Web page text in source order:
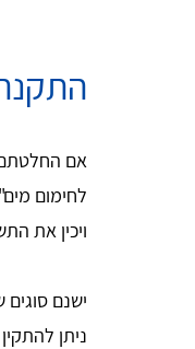
אם
לחימום
ויכין את
ישנם
ניתן